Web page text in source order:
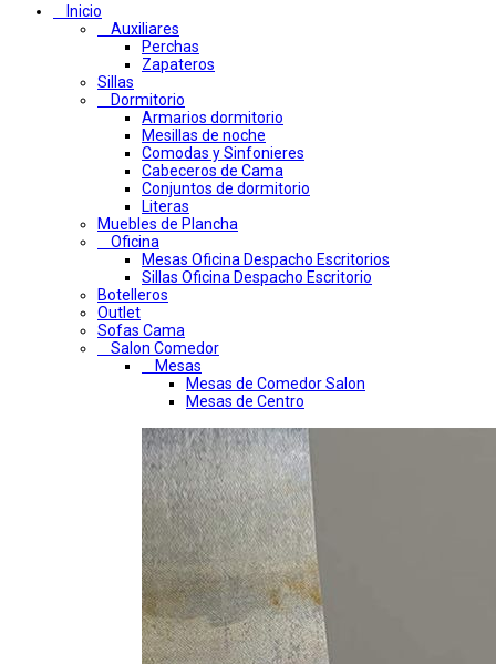
Inicio
Auxiliares
Perchas
Zapateros
Sillas
Dormitorio
Armarios dormitorio
Mesillas de noche
Comodas y Sinfonieres
Cabeceros de Cama
Conjuntos de dormitorio
Literas
Muebles de Plancha
Oficina
Mesas Oficina Despacho Escritorios
Sillas Oficina Despacho Escritorio
Botelleros
Outlet
Sofas Cama
Salon Comedor
Mesas
Mesas de Comedor Salon
Mesas de Centro